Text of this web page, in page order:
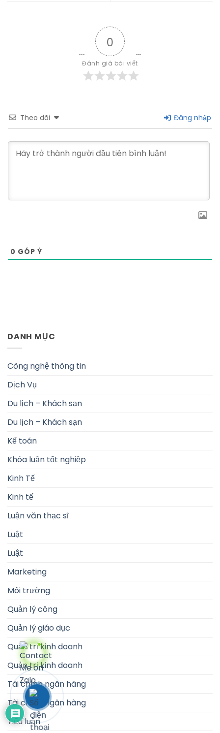
0
Đánh giá bài viết
Theo dõi Đăng nhập
0 GÓP Ý
DANH MỤC
Công nghệ thông tin
Dịch Vụ
Du lịch – Khách sạn
Du lịch – Khách sạn
Kế toán
Khóa luận tốt nghiệp
Kinh Tế
Kinh tế
Luận văn thạc sĩ
Luật
Luật
Marketing
Môi trường
Quản lý công
Quản lý giáo dục
Quản trị kinh doanh
Quản trị kinh doanh
Tài chính ngân hàng
Tài chính ngân hàng
Tiểu luận